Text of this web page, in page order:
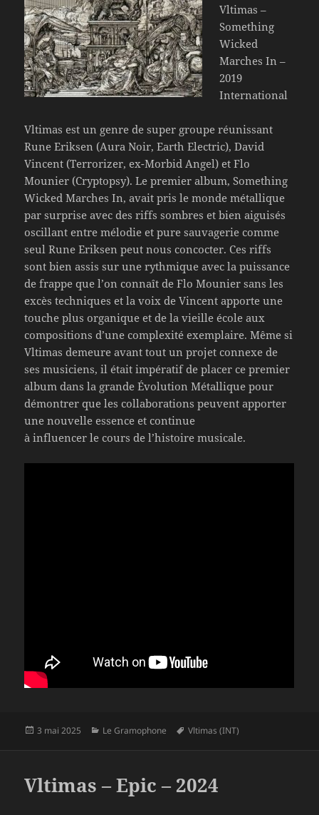
Vltimas –
Something
Wicked
Marches In –
2019
International
Vltimas est un genre de super groupe réunissant
Rune Eriksen (Aura Noir, Earth Electric), David
Vincent (Terrorizer, ex-Morbid Angel) et Flo
Mounier (Cryptopsy). Le premier album, Something
Wicked Marches In, avait pris le monde métallique
par surprise avec des riffs sombres et bien aiguisés
oscillant entre mélodie et pure sauvagerie comme
seul Rune Eriksen peut nous concocter. Ces riffs
sont bien assis sur une rythmique avec la puissance
de frappe que l’on connaît de Flo Mounier sans les
excès techniques et la voix de Vincent apporte une
touche plus organique et de la vieille école aux
compositions d’une complexité exemplaire. Même si
Vltimas demeure avant tout un projet connexe de
ses musiciens, il était impératif de placer ce premier
album dans la grande Évolution Métallique pour
démontrer que les collaborations peuvent apporter
une nouvelle essence et continue
à influencer le cours de l’histoire musicale.
Publié
3 mai 2025 Catégories
Le Gramophone
Mots-
Vltimas (INT)
Vltimas – Epic – 2024